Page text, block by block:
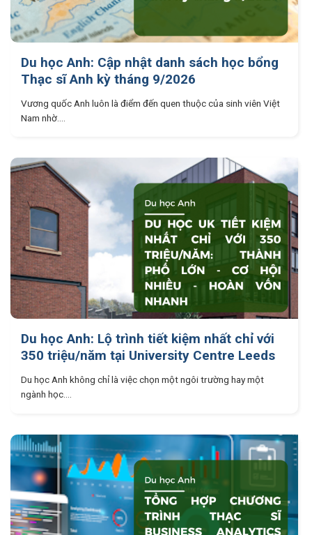
Du học Anh: Cập nhật danh sách học bổng
Thạc sĩ Anh kỳ tháng 9/2026
Vương quốc Anh luôn là điểm đến quen thuộc của sinh viên Việt
Nam nhờ....
Du học Anh: Lộ trình tiết kiệm nhất chỉ với
350 triệu/năm tại University Centre Leeds
Du học Anh không chỉ là việc chọn một ngôi trường hay một
ngành học....